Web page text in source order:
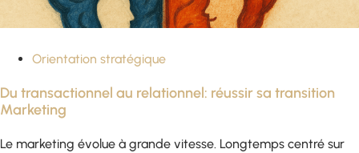
Orientation stratégique
Du transactionnel au relationnel: réussir sa transition
Marketing
Le marketing évolue à grande vitesse. Longtemps centré sur